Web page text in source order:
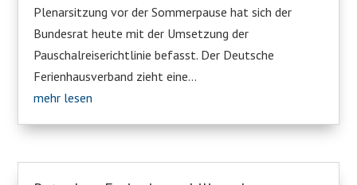
Plenarsitzung vor der Sommerpause hat sich der
Bundesrat heute mit der Umsetzung der
Pauschalreiserichtlinie befasst. Der Deutsche
Ferienhausverband zieht eine...
mehr lesen